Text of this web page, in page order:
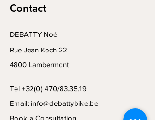
Contact
DEBATTY Noé
Rue Jean Koch 22
4800 Lambermont
Tel +32(0) 470/83.35.19
Email: info@debattybike.be
Book a Consultation